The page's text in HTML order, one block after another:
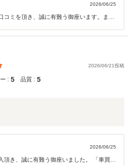
2026/06/25
コミを頂き、誠に有難う御座います。また
があった際にご相談頂けること、そして
を頂けたことを大変嬉しく思います。 こ
皆様に安心してカーライフをお楽しみ頂け
心掛けてまいります。 今後とも末永いお
致します。
2026/06/21投稿
: 5 品質 : 5
2026/06/25
頂き、誠に有難う御座いました。 「車買っ